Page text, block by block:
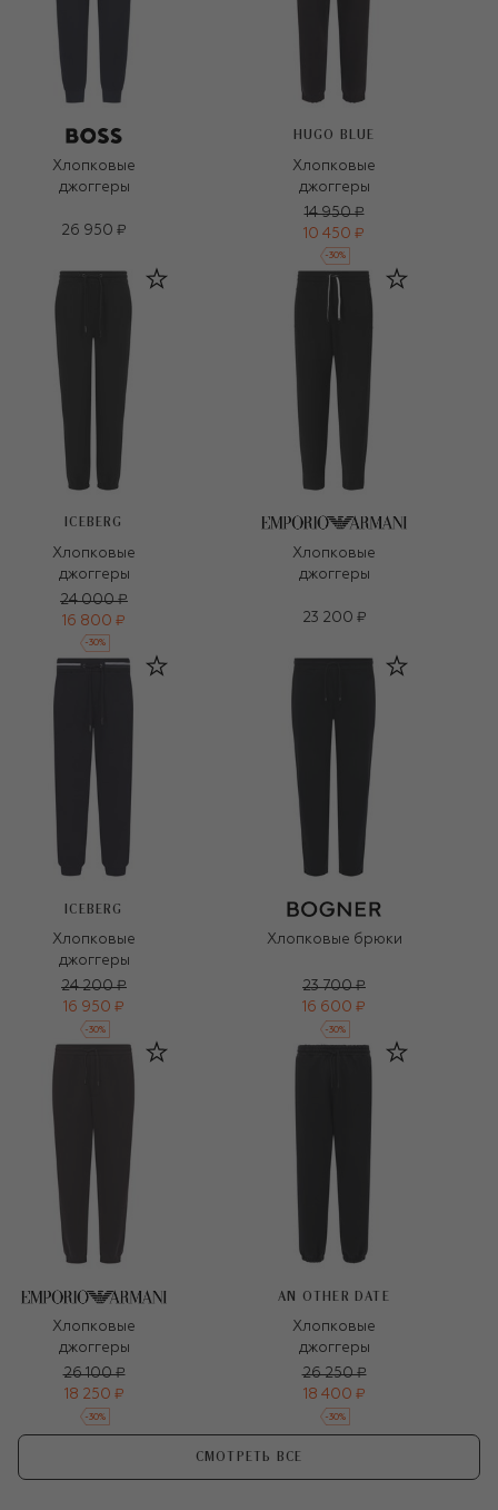
Хлопковые
джоггеры
26 950 ₽
HUGO BLUE
Хлопковые
джоггеры
14 950 ₽
10 450 ₽
-30%
ICEBERG
Хлопковые
джоггеры
24 000 ₽
16 800 ₽
-30%
Хлопковые
джоггеры
23 200 ₽
ICEBERG
Хлопковые
джоггеры
24 200 ₽
16 950 ₽
-30%
Хлопковые брюки
23 700 ₽
16 600 ₽
-30%
Хлопковые
джоггеры
26 100 ₽
18 250 ₽
-30%
AN OTHER DATE
Хлопковые
джоггеры
26 250 ₽
18 400 ₽
-30%
СМОТРЕТЬ ВСЕ